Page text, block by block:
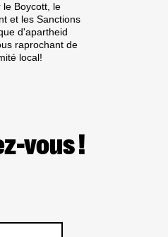
COMPLICE
« BATSHEVA
DANCE
COMPANY »
le Boycott, le
et les Sanctions
d'apartheid
raprochant de
local!
vous !